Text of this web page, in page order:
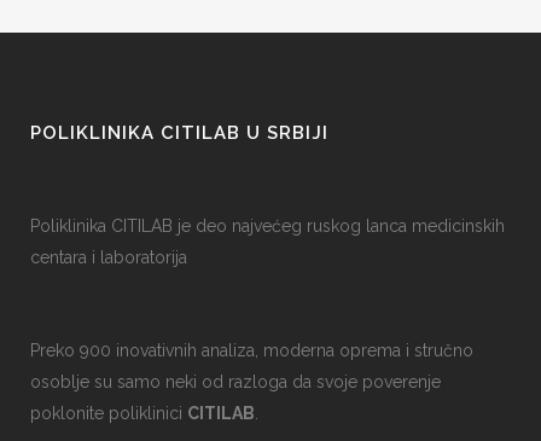
POLIKLINIKA CITILAB U SRBIJI
Poliklinika CITILAB je deo najvećeg ruskog lanca medicinskih
centara i laboratorija
Preko 900 inovativnih analiza, moderna oprema i stručno
osoblje su samo neki od razloga da svoje poverenje
poklonite poliklinici CITILAB